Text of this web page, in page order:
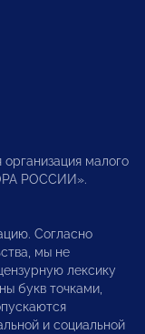
малого
РОССИИ».
Согласно
мы не
лексику
букв точками,
и социальной